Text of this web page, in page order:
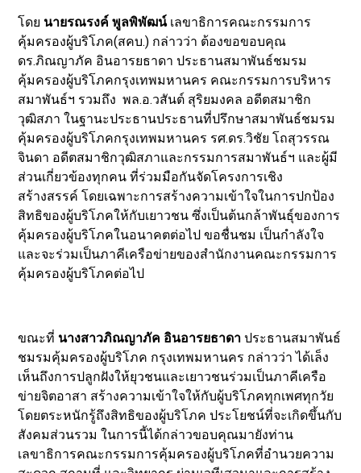
โดย นายรณรงค์ พูลพิพัฒน์เลขาธิการคณะกรรมการ
คุ้มครองผู้บริโภค(สคบ.) กล่าวว่า ต้องขอขอบคุณ
ดร.ภิณญาภัค อินอารยธาดา ประธานสมาพันธ์ชมรม
คุ้มครองผู้บริโภคกรุงเทพมหานคร คณะกรรมการบริหาร
สมาพันธ์ฯ รวมถึง พล.อ.วสันต์ สุริยมงคล อดีตสมาชิก
วุฒิสภา ในฐานะประธานประธานที่ปรึกษาสมาพันธ์ชมรม
คุ้มครองผู้บริโภคกรุงเทพมหานคร รศ.ดร.วิชัย โถสุวรรณ
จินดา อดีตสมาชิกวุฒิสภาและกรรมการสมาพันธ์ฯ และผู้มี
ส่วนเกี่ยวข้องทุกคน ที่ร่วมมือกันจัดโครงการเชิง
สร้างสรรค์ โดยเฉพาะการสร้างความเข้าใจในการปกป้อง
สิทธิของผู้บริโภคให้กับเยาวชน ซึ่งเป็นต้นกล้าพันธุ์ของการ
คุ้มครองผู้บริโภคในอนาคตต่อไป ขอชื่นชม เป็นกำลังใจ
และจะร่วมเป็นภาคีเครือข่ายของสำนักงานคณะกรรมการ
คุ้มครองผู้บริโภคต่อไป
ขณะที่ นางสาวภิณญาภัค อินอารยธาดา ประธานสมาพันธ์
ชมรมคุ้มครองผู้บริโภค กรุงเทพมหานคร กล่าวว่า ได้เล็ง
เห็นถึงการปลูกฝังให้ยุวชนและเยาวชนร่วมเป็นภาคีเครือ
ข่ายจิตอาสา สร้างความเข้าใจให้กับผู้บริโภคทุกเพศทุกวัย
โดยตระหนักรู้ถึงสิทธิของผู้บริโภค ประโยชน์ที่จะเกิดขึ้นกับ
สังคมส่วนรวม ในการนี้ได้กล่าวขอบคุณมายังท่าน
เลขาธิการคณะกรรมการคุ้มครองผู้บริโภคที่อำนวยความ